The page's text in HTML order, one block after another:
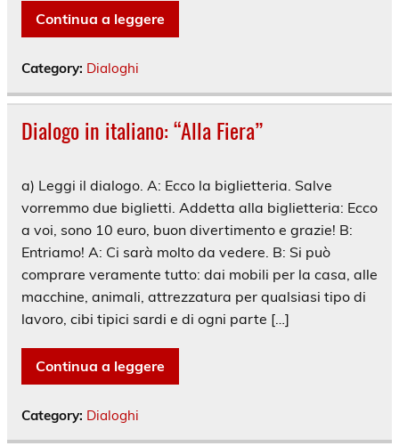
Continua a leggere
Category: Dialoghi
Dialogo in italiano: “Alla Fiera”
a) Leggi il dialogo. A: Ecco la biglietteria. Salve
vorremmo due biglietti. Addetta alla biglietteria: Ecco
a voi, sono 10 euro, buon divertimento e grazie! B:
Entriamo! A: Ci sarà molto da vedere. B: Si può
comprare veramente tutto: dai mobili per la casa, alle
macchine, animali, attrezzatura per qualsiasi tipo di
lavoro, cibi tipici sardi e di ogni parte […]
Continua a leggere
Category: Dialoghi